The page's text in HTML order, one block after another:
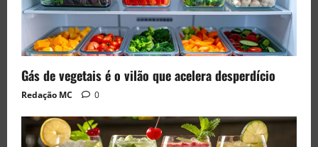
Gás de vegetais é o vilão que acelera desperdício
Redação MC 0